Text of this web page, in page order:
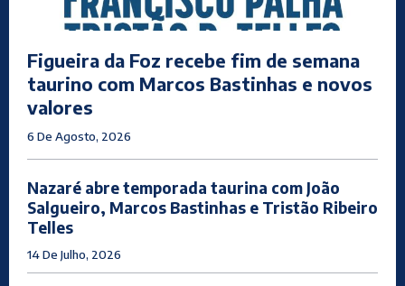
Figueira da Foz recebe fim de semana
taurino com Marcos Bastinhas e novos
valores
6 De Agosto, 2026
Nazaré abre temporada taurina com João
Salgueiro, Marcos Bastinhas e Tristão Ribeiro
Telles
14 De Julho, 2026